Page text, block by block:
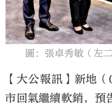
圖：張卓秀敏（左二
【大公報訊】新地
市回氣繼續軟銷，預